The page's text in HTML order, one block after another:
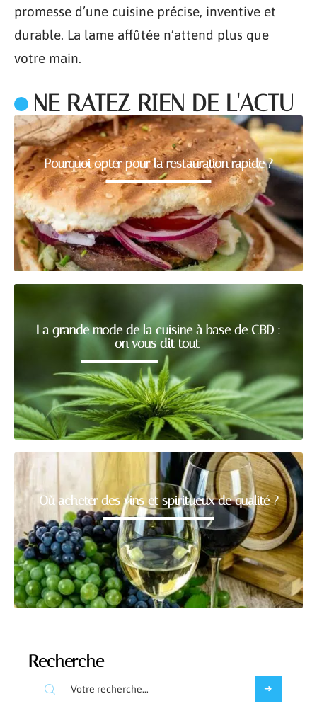
promesse d’une cuisine précise, inventive et
durable. La lame affûtée n’attend plus que
votre main.
NE RATEZ RIEN DE L'ACTU
Pourquoi opter pour la restauration rapide ?
La grande mode de la cuisine à base de CBD :
on vous dit tout
Où acheter des vins et spiritueux de qualité ?
Recherche